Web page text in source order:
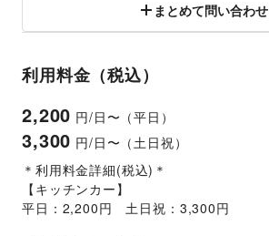
まとめて問い合わせ
利用料金（税込）
2,200 円/日〜（平日）
3,300 円/日〜（土日祝）
＊利用料金詳細(税込)＊
【キッチンカー】
平日：2,200円　土日祝：3,300円